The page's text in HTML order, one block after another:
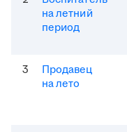
на летний
период
3
Продавец
на лето